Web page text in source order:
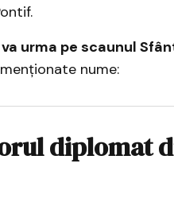
urma pe scaunul
nume:
diplomat